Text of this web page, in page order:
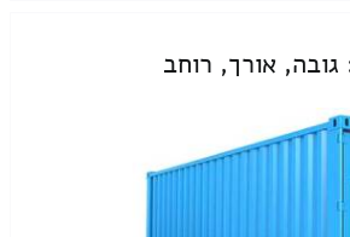
גובה, אורך, רוחב